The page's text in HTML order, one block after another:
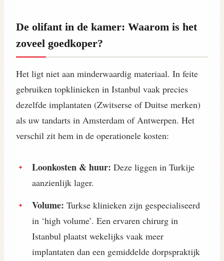
De olifant in de kamer: Waarom is het
zoveel goedkoper?
Het ligt niet aan minderwaardig materiaal. In feite
gebruiken topklinieken in Istanbul vaak precies
dezelfde implantaten (Zwitserse of Duitse merken)
als uw tandarts in Amsterdam of Antwerpen. Het
verschil zit hem in de operationele kosten:
Loonkosten & huur: Deze liggen in Turkije
aanzienlijk lager.
Volume: Turkse klinieken zijn gespecialiseerd
in ‘high volume’. Een ervaren chirurg in
Istanbul plaatst wekelijks vaak meer
implantaten dan een gemiddelde dorpspraktijk